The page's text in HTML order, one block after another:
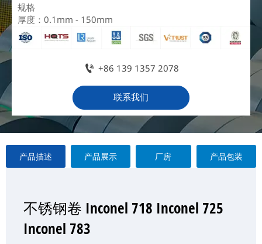
规格
厚度：0.1mm - 150mm
 +86 139 1357 2078
联系我们
产品描述 产品展示 厂房 产品包装
不锈钢卷 Inconel 718 Inconel 725
Inconel 783
不锈钢卷 Inconel 718 Inconel 725
Inconel 783
不锈钢卷 Inconel 718 Inconel 725
Inconel 783
不锈钢卷 Inconel 718 Inconel 725
Inconel 783